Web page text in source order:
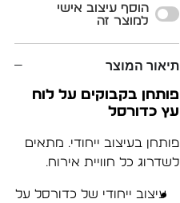
הוסף עיצוב אישי
למוצר זה
תיאור המוצר
פותחן בקבוקים על לוח
עץ כדורסל
פותחן בעיצוב ייחודי. מתאים
לשדרוג כל חוויית אירוח.
עיצוב ייחודי של כדורסל על